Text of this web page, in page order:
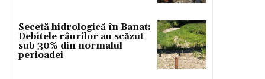
Secetă hidrologică în Banat:
Debitele râurilor au scăzut
sub 30% din normalul
perioadei